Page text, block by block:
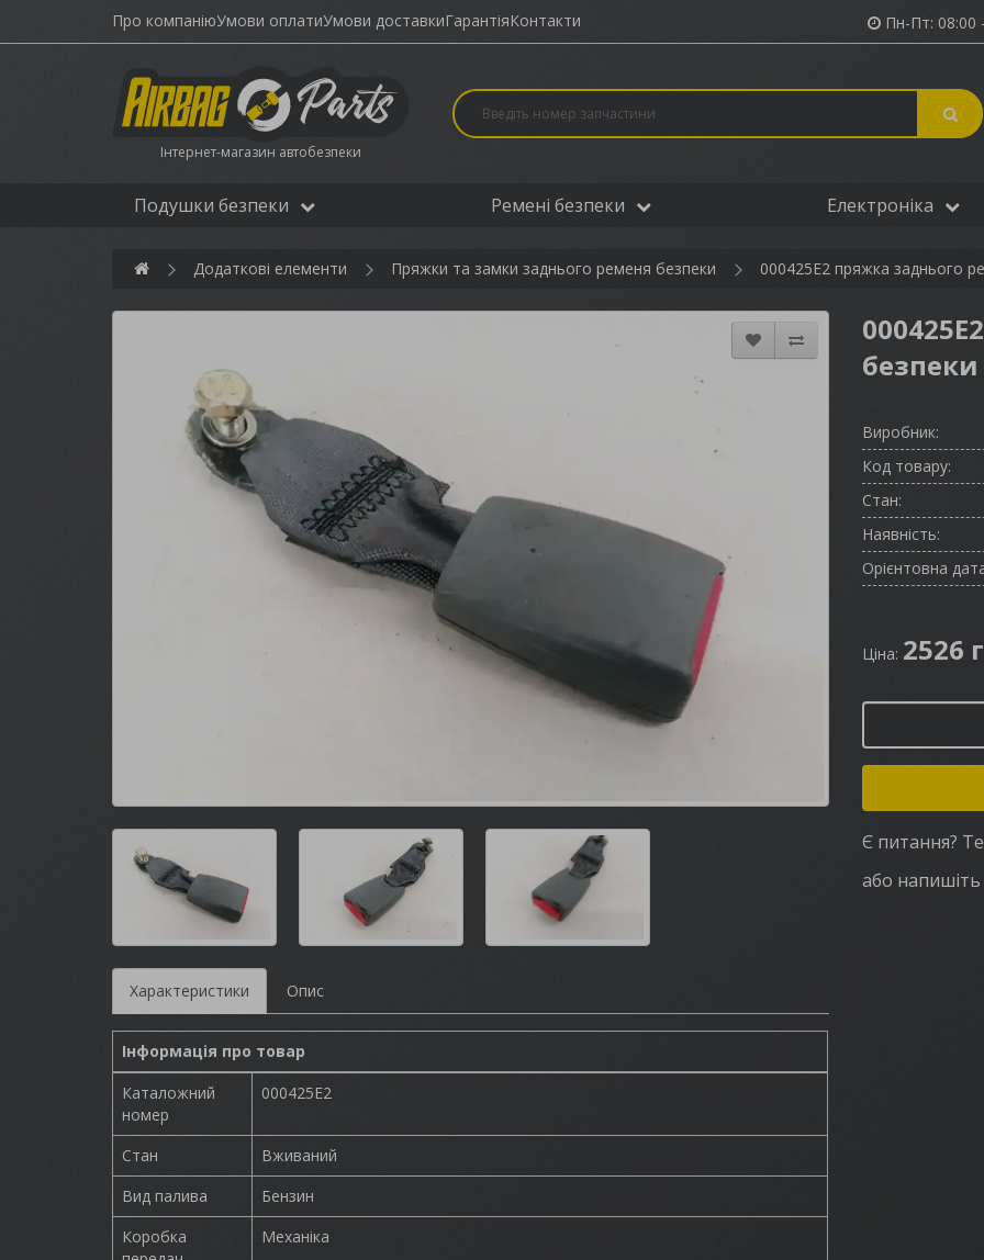
Про компаніюУмови оплатиУмови доставкиГарантіяКонтакти Пн-Пт: 08:00
Інтернет-магазин автобезпеки
Подушки безпеки Ремені безпеки Електроніка
Додаткові елементи Пряжки та замки заднього ременя безпеки 000425E2 пряжка заднього
Виробник:
Код товару:
Стан:
Наявність:
Орієнтовна
Ціна: 2526
Є питання?
або
Характеристики Опис
Інформація про товар
Каталожний
номер
000425E2
Стан
Вживаний
Вид палива
Бензин
Коробка
Механіка